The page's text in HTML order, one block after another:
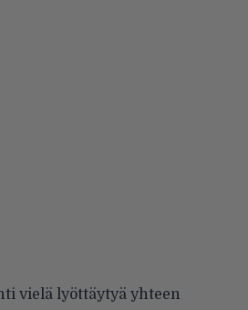
vielä lyöttäytyä yhteen